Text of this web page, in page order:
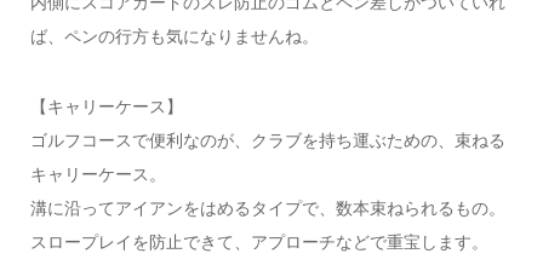
ば、ペンの行方も気になりませんね。
【キャリーケース】
ゴルフコースで便利なのが、クラブを持ち運ぶための、束ねる
キャリーケース。
溝に沿ってアイアンをはめるタイプで、数本束ねられるもの。
スロープレイを防止できて、アプローチなどで重宝します。